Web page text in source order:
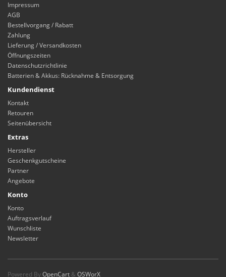
Impressum
AGB
Bestellvorgang / Rabatt
Zahlung
Lieferung / Versandkosten
Öffnungszeiten
Datenschutzrichtlinie
Batterien & Akkus: Rücknahme & Entsorgung
Kundendienst
Kontakt
Retouren
Seitenübersicht
Extras
Hersteller
Geschenkgutscheine
Partner
Angebote
Konto
Konto
Auftragsverlauf
Wunschliste
Newsletter
Powered ByOpenCart & OSWorX